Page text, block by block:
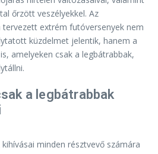
őrzött veszélyekkel. Az
tervezett extrém futóversenyek nem
küzdelmet jelentik, hanem a
amelyeken csak a legbátrabbak,
a legbátrabbak
minden résztvevő számára